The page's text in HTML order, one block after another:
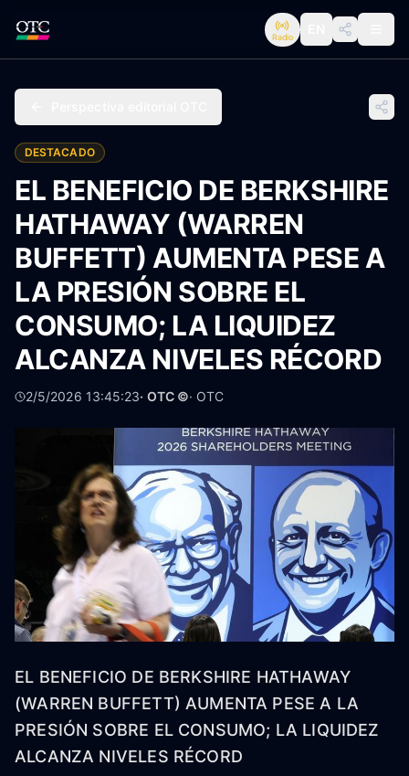
Radio
DESTACADO
EL BENEFICIO DE BERKSHIRE
HATHAWAY (WARREN
BUFFETT) AUMENTA PESE A
LA PRESIÓN SOBRE EL
CONSUMO; LA LIQUIDEZ
ALCANZA NIVELES RÉCORD
2/5/2026 13:45:23· OTC ©· OTC
EL BENEFICIO DE BERKSHIRE HATHAWAY
(WARREN BUFFETT) AUMENTA PESE A LA
PRESIÓN SOBRE EL CONSUMO; LA LIQUIDEZ
ALCANZA NIVELES RÉCORD